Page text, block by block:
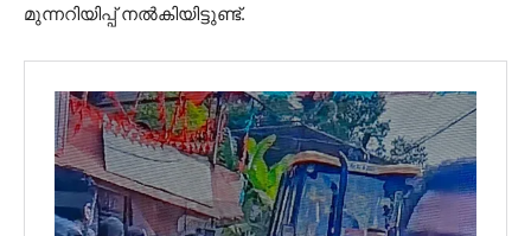
മുന്നറിയിപ്പ് നൽകിയിട്ടുണ്ട്.